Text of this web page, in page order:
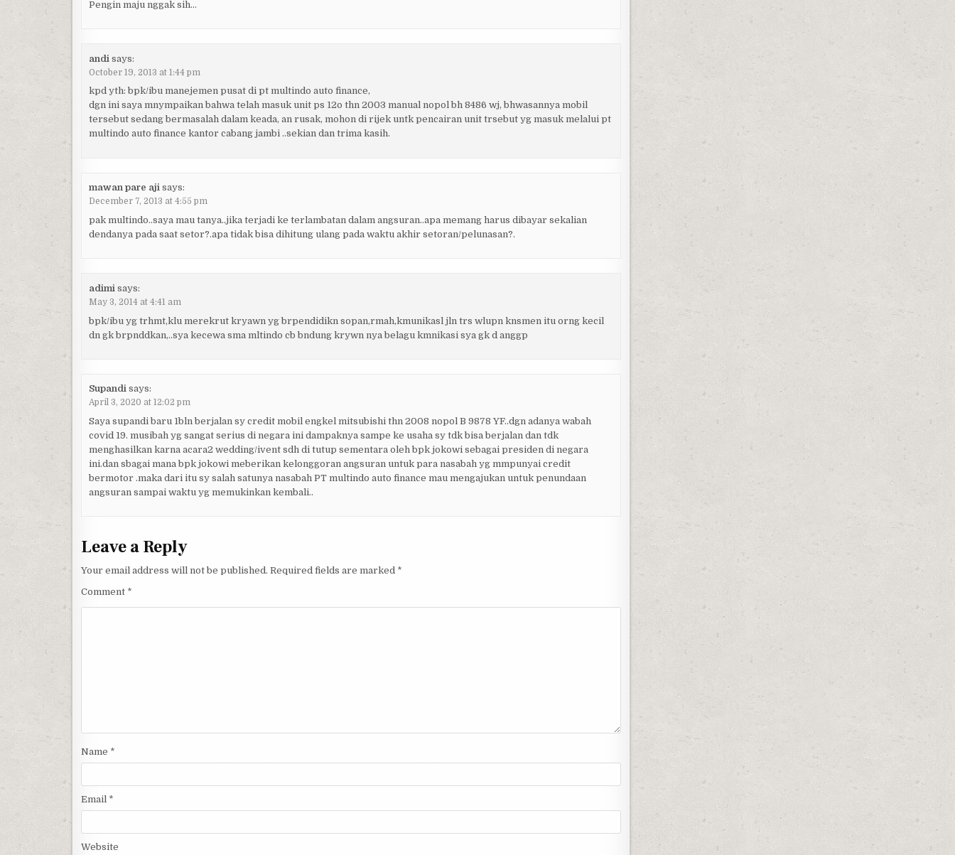
Pengin maju nggak sih…
andi says:
October 19, 2013 at 1:44 pm
kpd yth: bpk/ibu manejemen pusat di pt multindo auto finance,
dgn ini saya mnympaikan bahwa telah masuk unit ps 12o thn 2003 manual nopol bh 8486 wj, bhwasannya mobil
tersebut sedang bermasalah dalam keada, an rusak, mohon di rijek untk pencairan unit trsebut yg masuk melalui pt
multindo auto finance kantor cabang jambi ..sekian dan trima kasih.
mawan pare aji says:
December 7, 2013 at 4:55 pm
pak multindo..saya mau tanya..jika terjadi ke terlambatan dalam angsuran..apa memang harus dibayar sekalian
dendanya pada saat setor?.apa tidak bisa dihitung ulang pada waktu akhir setoran/pelunasan?.
adimi says:
May 3, 2014 at 4:41 am
bpk/ibu yg trhmt,klu merekrut kryawn yg brpendidikn sopan,rmah,kmunikasl jln trs wlupn knsmen itu orng kecil
dn gk brpnddkan,..sya kecewa sma mltindo cb bndung krywn nya belagu kmnikasi sya gk d anggp
Supandi says:
April 3, 2020 at 12:02 pm
Saya supandi baru 1bln berjalan sy credit mobil engkel mitsubishi thn 2008 nopol B 9878 YF..dgn adanya wabah
covid 19. musibah yg sangat serius di negara ini dampaknya sampe ke usaha sy tdk bisa berjalan dan tdk
menghasilkan karna acara2 wedding/ivent sdh di tutup sementara oleh bpk jokowi sebagai presiden di negara
ini.dan sbagai mana bpk jokowi meberikan kelonggoran angsuran untuk para nasabah yg mmpunyai credit
bermotor .maka dari itu sy salah satunya nasabah PT multindo auto finance mau mengajukan untuk penundaan
angsuran sampai waktu yg memukinkan kembali..
Leave a Reply
Your email address will not be published. Required fields are marked *
Comment *
Name *
Email *
Website